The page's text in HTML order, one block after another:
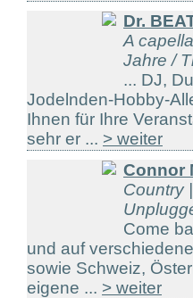
Dr.
A
Jahre /
... DJ,
Jodelnden-Hobby-
Ihnen für Ihre
sehr er ... > weiter
Connor
Country
Come
und auf
sowie Schweiz,
eigene ... > weiter